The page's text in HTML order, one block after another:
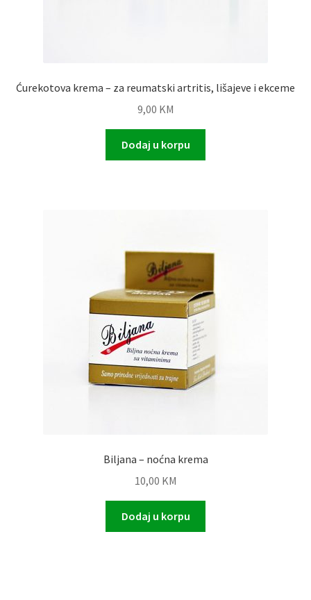
Ćurekotova krema – za reumatski artritis, lišajeve i ekceme
9,00 KM
Dodaj u korpu
Biljana – noćna krema
10,00 KM
Dodaj u korpu